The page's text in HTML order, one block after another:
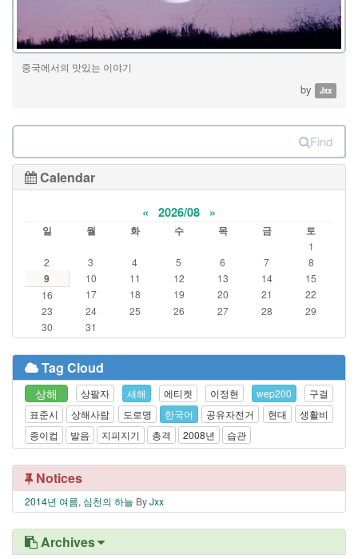
중국에서의 맛있는 이야기
by Jxx
Find
Calendar
« 2026/08 »
일 월 화 수 목 금 토
1
2
3 4 5 6 7 8
9 10 11 12 13 14
15
16
17 18 19 20 21
22
23
24 25 26 27 28
29
30
31
Tag Cloud
상해 상팔자 새해 에티켓 이정현 wep200
구걸
표준시
상해사람 도로명 한국어 공유자전거 현대
생활비
종이컵
발음 지피지기 총격 2008년 습관
Notices
2014년 여름, 심천의 하늘 ByJxx
Archives